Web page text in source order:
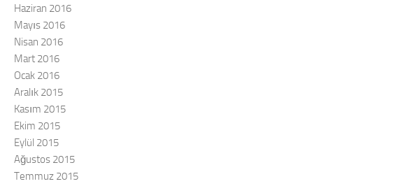
Haziran 2016
Mayıs 2016
Nisan 2016
Mart 2016
Ocak 2016
Aralık 2015
Kasım 2015
Ekim 2015
Eylül 2015
Ağustos 2015
Temmuz 2015